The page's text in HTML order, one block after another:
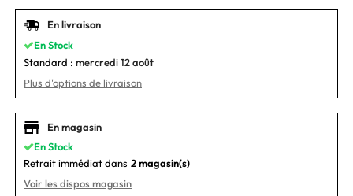
En livraison
En Stock
Standard : mercredi 12 août
Plus d'options de livraison
En magasin
En Stock
Retrait immédiat dans 2 magasin(s)
Voir les dispos magasin